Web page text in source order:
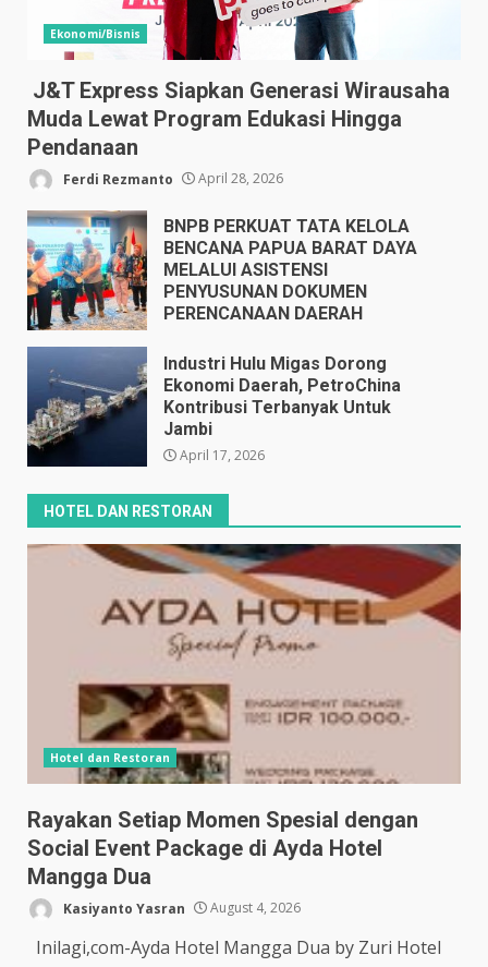
Ekonomi/Bisnis
J&T Express Siapkan Generasi Wirausaha
Muda Lewat Program Edukasi Hingga
Pendanaan
Ferdi Rezmanto April 28, 2026
BNPB PERKUAT TATA KELOLA
BENCANA PAPUA BARAT DAYA
MELALUI ASISTENSI
PENYUSUNAN DOKUMEN
PERENCANAAN DAERAH
Industri Hulu Migas Dorong
Ekonomi Daerah, PetroChina
Kontribusi Terbanyak Untuk
Jambi
April 17, 2026
HOTEL DAN RESTORAN
Hotel dan Restoran
Rayakan Setiap Momen Spesial dengan
Social Event Package di Ayda Hotel
Mangga Dua
Kasiyanto Yasran August 4, 2026
Inilagi,com-Ayda Hotel Mangga Dua by Zuri Hotel